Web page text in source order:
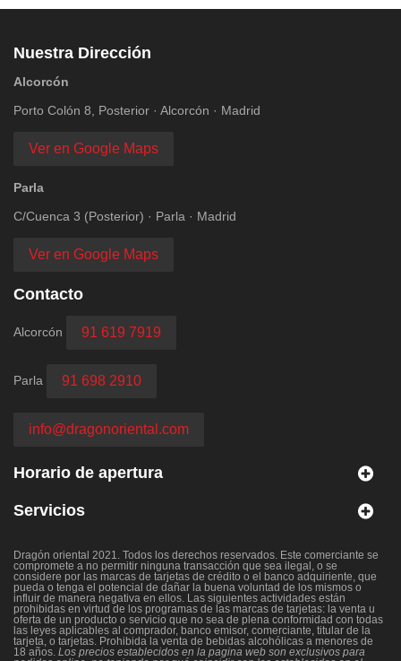
Nuestra Dirección
Alcorcón
Porto Colón 8, Posterior · Alcorcón · Madrid
Ver en Google Maps
Parla
C/Cuenca 3 (Posterior) · Parla · Madrid
Ver en Google Maps
Contacto
Alcorcón 91 619 7919
Parla 91 698 2910
info@dragonoriental.com
Horario de apertura
Servicios
Dragón oriental 2021. Todos los derechos reservados. Este comerciante se
compromete a no permitir ninguna transacción que sea ilegal, o se
considere por las marcas de tarjetas de crédito o el banco adquiriente, que
pueda o tenga el potencial de dañar la buena voluntad de los mismos o
influir de manera negativa en ellos. Las siguientes actividades están
prohibidas en virtud de los programas de las marcas de tarjetas: la venta u
oferta de un producto o servicio que no sea de plena conformidad con todas
las leyes aplicables al comprador, banco emisor, comerciante, titular de la
tarjeta, o tarjetas. Prohibida la venta de bebidas alcohólicas a menores de
18 años. Los precios establecidos en la pagina web son exclusivos para